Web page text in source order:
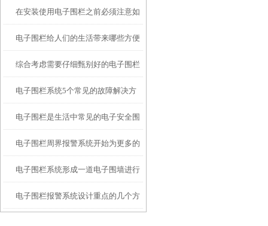
活力
在安装使用电子围栏之前必须注意如
下事项
电子围栏给人们的生活带来哪些方便
综合考虑需要仔细甄别好的电子围栏
主机和好的电子围栏配件
电子围栏系统5个常见的故障解决方
法
电子围栏是生活中常见的电子安全围
栏设备
电子围栏周界报警系统开始为更多的
人逐步认识和接受
电子围栏系统形成一道电子围墙进行
防范和管理
电子围栏报警系统设计重点的几个方